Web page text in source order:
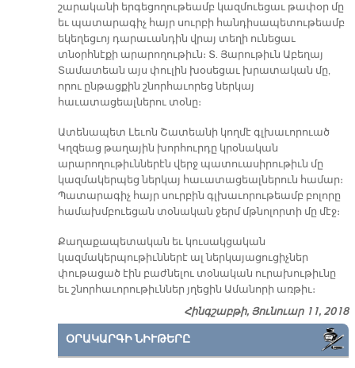
շարականի երգեցողութեամբ կազմուեցաւ թափօր մը
եւ պատարագիչ հայր սուրբի հանդիսապետութեամբ
եկեղեցւոյ դարաւանդին վրայ տեղի ունեցաւ
տնօրհնէքի արարողութիւն։ Տ. Յարութիւն Աբեղայ
Տամատեան այս փուլին խօսեցաւ խրատական մը,
որու ընթացքին շնորհաւորեց ներկայ
հաւատացեալներու տօնը։
Ատենապետ Լեւոն Շատեանի կողմէ գլխաւորուած
Կղզեաց թաղային խորհուրդը կրօնական
արարողութիւններէն վերջ պատուասիրութիւն մը
կազմակերպեց ներկայ հաւատացեալներուն համար։
Պատարագիչ հայր սուրբին գլխաւորութեամբ բոլորը
համախմբուեցան տօնական ջերմ մթնոլորտի մը մէջ։
Քաղաքապետական եւ կուսակցական
կազմակերպութիւններէ ալ ներկայացուցիչներ
փութացած էին բաժնելու տօնական ուրախութիւնը
եւ շնորհաւորութիւններ յղեցին Ամանորի առթիւ։
Հինգշաբթի, Յունուար 11, 2018
ՕՐԱԿԱՐԳԻ ՆԻՒԹԵՐԸ